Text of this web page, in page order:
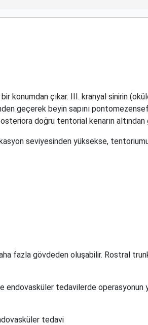
konumdan çıkar. III. kranyal sinirin
geçerek beyin sapını
doğru tentorial kenarın
seviyesinden yüksekse,
fazla gövdeden oluşabilir. Rostral
endovasküler tedavilerde operasyonun
tedavi